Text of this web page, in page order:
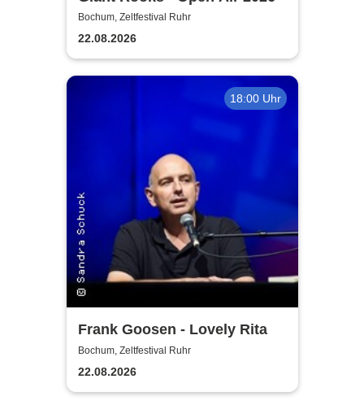
Bochum, Zeltfestival Ruhr
22.08.2026
18:00 Uhr
Frank Goosen - Lovely Rita
Bochum, Zeltfestival Ruhr
22.08.2026